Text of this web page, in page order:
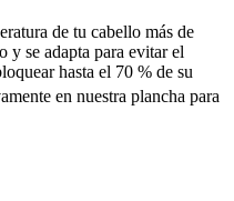
de tu cabello más de
y se adapta para evitar el
hasta el 70 % de su
en nuestra plancha para